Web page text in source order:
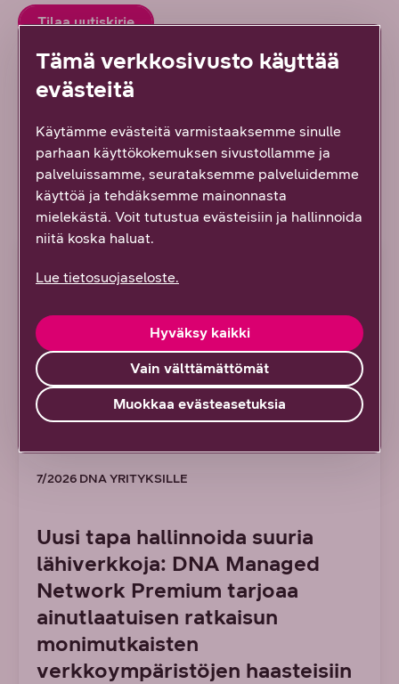
Tilaa uutiskirje
Ota yhteyttä
Lue lisää uudesta työstä
7/2026 DNA YRITYKSILLE
Uusi tapa hallinnoida suuria
lähiverkkoja: DNA Managed
Network Premium tarjoaa
ainutlaatuisen ratkaisun
monimutkaisten
verkkoympäristöjen haasteisiin
Tämä verkkosivusto käyttää
evästeitä
Käytämme evästeitä varmistaaksemme sinulle
parhaan käyttökokemuksen sivustollamme ja
palveluissamme, seurataksemme palveluidemme
käyttöä ja tehdäksemme mainonnasta
mielekästä. Voit tutustua evästeisiin ja hallinnoida
niitä koska haluat.
Lue tietosuojaseloste.
Vain välttämättömät
Hyväksy kaikki
Muokkaa evästeasetuksia